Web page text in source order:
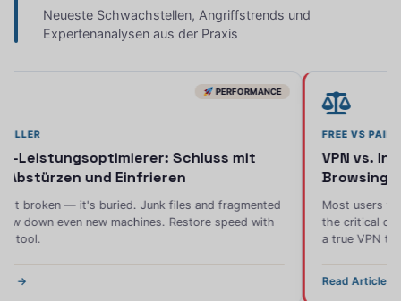
Neueste Schwachstellen, Angriffstrends und
Expertenanalysen aus der Praxis
PERFORMANCE
Leistungsoptimierer: Schluss mit
Abstürzen und Einfrieren
isn't broken — it's buried. Junk files and fragmented
down even new machines. Restore speed with
tool.
→
FREE VS PAID
VPN vs.
Most users
the critical
a true VPN
Read Article